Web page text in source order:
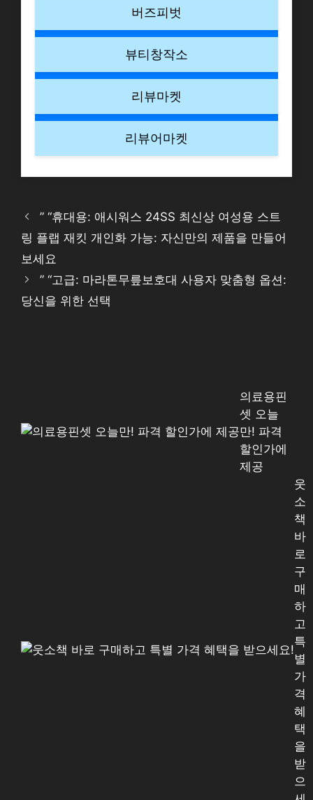
버즈피벗
뷰티창작소
리뷰마켓
리뷰어마켓
” “휴대용: 애시워스 24SS 최신상 여성용 스트
링 플랩 재킷 개인화 가능: 자신만의 제품을 만들어
보세요
” “고급: 마라톤무릎보호대 사용자 맞춤형 옵션:
당신을 위한 선택
의료용핀
셋 오늘
만! 파격
할인가에
제공
웃
소
책
바
로
구
매
하
고
특
별
가
격
혜
택
을
받
으